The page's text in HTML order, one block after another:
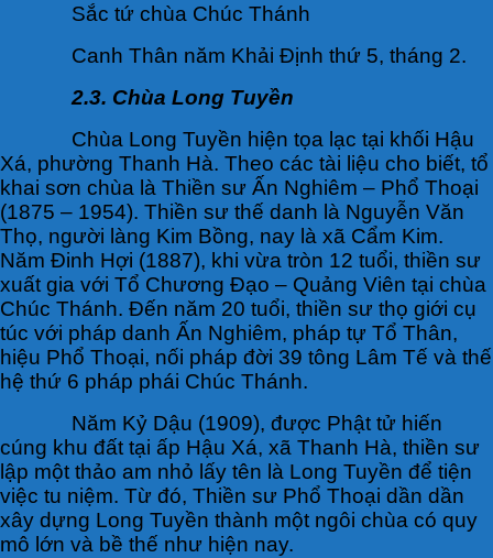
Sắc tứ chùa Chúc Thánh
Canh Thân năm Khải Định thứ 5, tháng 2.
2.3. Chùa Long Tuyền
Chùa Long Tuyền hiện tọa lạc tại khối Hậu
Xá, phường Thanh Hà. Theo các tài liệu cho biết, tổ
khai sơn chùa là Thiền sư Ấn Nghiêm – Phổ Thoại
(1875 – 1954). Thiền sư thế danh là Nguyễn Văn
Thọ, người làng Kim Bồng, nay là xã Cẩm Kim.
Năm Đinh Hợi (1887), khi vừa tròn 12 tuổi, thiền sư
xuất gia với Tổ Chương Đạo – Quảng Viên tại chùa
Chúc Thánh. Đến năm 20 tuổi, thiền sư thọ giới cụ
túc với pháp danh Ấn Nghiêm, pháp tự Tổ Thân,
hiệu Phổ Thoại, nối pháp đời 39 tông Lâm Tế và thế
hệ thứ 6 pháp phái Chúc Thánh.
Năm Kỷ Dậu (1909), được Phật tử hiến
cúng khu đất tại ấp Hậu Xá, xã Thanh Hà, thiền sư
lập một thảo am nhỏ lấy tên là Long Tuyền để tiện
việc tu niệm. Từ đó, Thiền sư Phổ Thoại dần dần
xây dựng Long Tuyền thành một ngôi chùa có quy
mô lớn và bề thế như hiện nay.